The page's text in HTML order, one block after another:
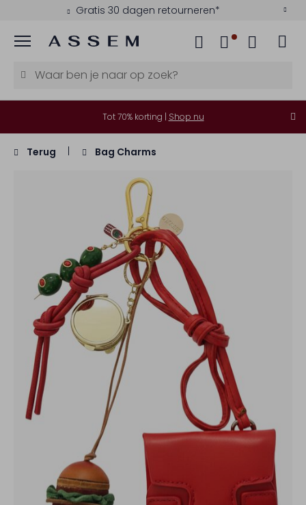
Gratis 30 dagen retourneren*
Menu
Tot 70% korting | Shop nu
Terug Bag Charms